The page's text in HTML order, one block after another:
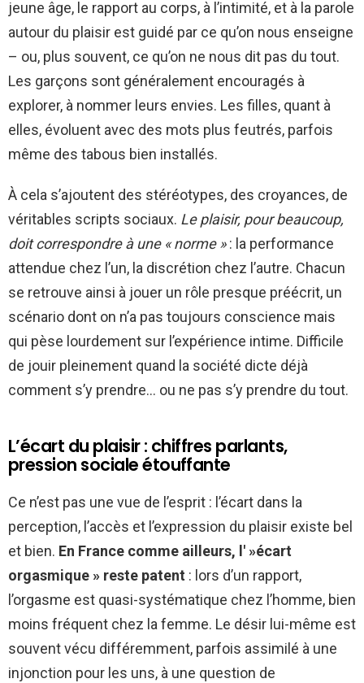
jeune âge, le rapport au corps, à l’intimité, et à la parole
autour du plaisir est guidé par ce qu’on nous enseigne
– ou, plus souvent, ce qu’on ne nous dit pas du tout.
Les garçons sont généralement encouragés à
explorer, à nommer leurs envies. Les filles, quant à
elles, évoluent avec des mots plus feutrés, parfois
même des tabous bien installés.
À cela s’ajoutent des stéréotypes, des croyances, de
véritables scripts sociaux. Le plaisir, pour beaucoup,
doit correspondre à une « norme »: la performance
attendue chez l’un, la discrétion chez l’autre. Chacun
se retrouve ainsi à jouer un rôle presque préécrit, un
scénario dont on n’a pas toujours conscience mais
qui pèse lourdement sur l’expérience intime. Difficile
de jouir pleinement quand la société dicte déjà
comment s’y prendre… ou ne pas s’y prendre du tout.
L’écart du plaisir : chiffres parlants,
pression sociale étouffante
Ce n’est pas une vue de l’esprit : l’écart dans la
perception, l’accès et l’expression du plaisir existe bel
et bien. En France comme ailleurs, l' »écart
orgasmique » reste patent : lors d’un rapport,
l’orgasme est quasi-systématique chez l’homme, bien
moins fréquent chez la femme. Le désir lui-même est
souvent vécu différemment, parfois assimilé à une
injonction pour les uns, à une question de